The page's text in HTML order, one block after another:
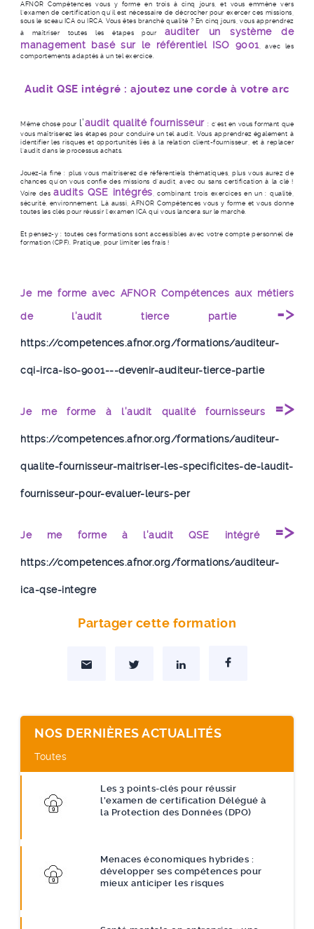
AFNOR Compétences vous y forme en trois à cinq jours, et vous emmène vers
l’examen de certification qu’il est nécessaire de décrocher pour exercer ces missions,
sous le sceau ICA ou IRCA. Vous êtes branché qualité ? En cinq jours, vous apprendrez
à maîtriser toutes les étapes pour auditer un système de
management basé sur le référentiel ISO 9001, avec les
comportements adaptés à un tel exercice.
Audit QSE intégré : ajoutez une corde à votre arc
Même chose pour l’audit qualité fournisseur: c’est en vous formant que
vous maîtriserez les étapes pour conduire un tel audit. Vous apprendrez également à
identifier les risques et opportunités liés à la relation client-fournisseur, et à replacer
l'audit dans le processus achats.
Jouez-la fine : plus vous maîtriserez de référentiels thématiques, plus vous aurez de
chances qu’on vous confie des missions d’audit, avec ou sans certification à la clé !
Voire desaudits QSE intégrés , combinant trois exercices en un : qualité,
sécurité, environnement. Là aussi, AFNOR Compétences vous y forme et vous donne
toutes les clés pour réussir l’examen ICA qui vous lancera sur le marché.
Et pensez-y : toutes ces formations sont accessibles avec votre compte personnel de
formation (CPF). Pratique, pour limiter les frais !
Je me forme avec AFNOR Compétences aux métiers
de l’audit tierce partie=>
https://competences.afnor.org/formations/auditeur-
cqi-irca-iso-9001---devenir-auditeur-tierce-partie
Je me forme à l’audit qualité fournisseurs =>
https://competences.afnor.org/formations/auditeur-
qualite-fournisseur-maitriser-les-specificites-de-laudit-
fournisseur-pour-evaluer-leurs-per
Je me forme à l’audit QSE intégré =>
https://competences.afnor.org/formations/auditeur-
ica-qse-integre
Partager cette formation
Partager par MailPartager sur TwitterPartager sur Linkedin
NOS DERNIÈRES ACTUALITÉS
Toutes
Les 3 points-clés pour réussir
l’examen de certification Délégué à
la Protection des Données (DPO)
Menaces économiques hybrides :
développer ses compétences pour
mieux anticiper les risques